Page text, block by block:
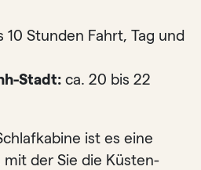
10 Stunden Fahrt, Tag und
Stadt: ca. 20 bis 22
ist es eine
der Sie die Küsten-